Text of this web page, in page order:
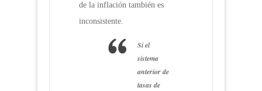
de la inflación también es
inconsistente.
Si el
sistema
anterior de
tasas de